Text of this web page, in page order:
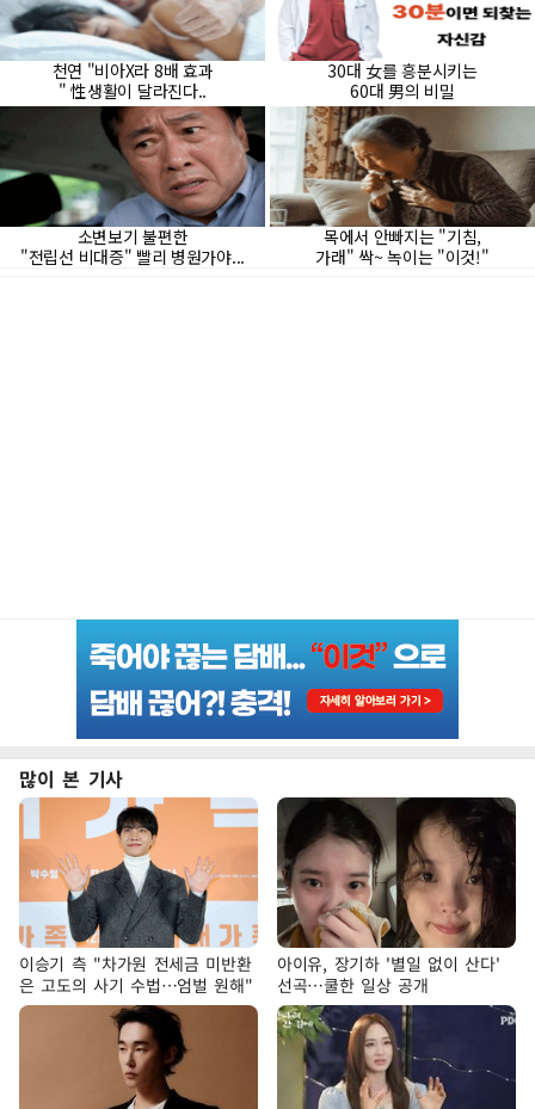
많이 본 기사
이승기 측 "차가원 전세금 미반환
은 고도의 사기 수법…엄벌 원해"
아이유, 장기하 '별일 없이 산다'
선곡…쿨한 일상 공개